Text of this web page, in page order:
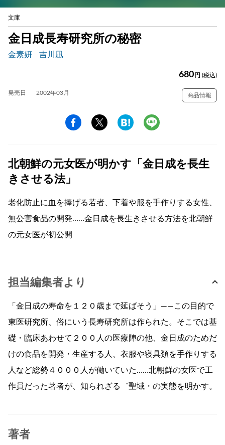
文庫
金日成長寿研究所の秘密
金素妍 吉川凪
680 円 (税込)
発売日 2002年03月 商品情報
北朝鮮の元女医が明かす「金日成を長生
きさせる法」
老化防止に血を捧げる若者、下着や服を手作りする女性、
無公害食品の開発……金日成を長生きさせる方法を北朝鮮
の元女医が初公開
担当編集者より
「金日成の寿命を１２０歳まで延ばそう」――この目的で
東医研究所、俗にいう長寿研究所は作られた。そこでは基
礎・臨床あわせて２００人の医療陣の他、金日成のためだ
けの食品を開発・生産する人、衣服や寝具類を手作りする
人など総勢４０００人が働いていた……北朝鮮の女医で工
作員だった著者が、知られざる゛聖域・の実態を明かす。
著者